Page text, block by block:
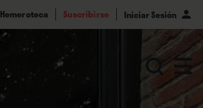
Hemeroteca Suscribirse Iniciar Sesión